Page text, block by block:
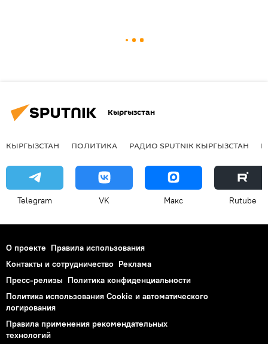
Кыргызстан
КЫРГЫЗСТАН ПОЛИТИКА РАДИО SPUTNIK КЫРГЫЗСТАН
Telegram VK Макс Rutube
О проекте Правила использования
Контакты и сотрудничество Реклама
Пресс-релизы Политика конфиденциальности
Политика использования Cookie и автоматического
логирования
Правила применения рекомендательных
технологий